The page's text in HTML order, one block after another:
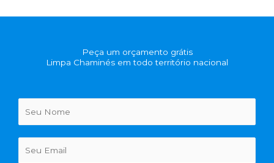
Peça um orçamento grátis
Limpa Chaminés em todo território nacional